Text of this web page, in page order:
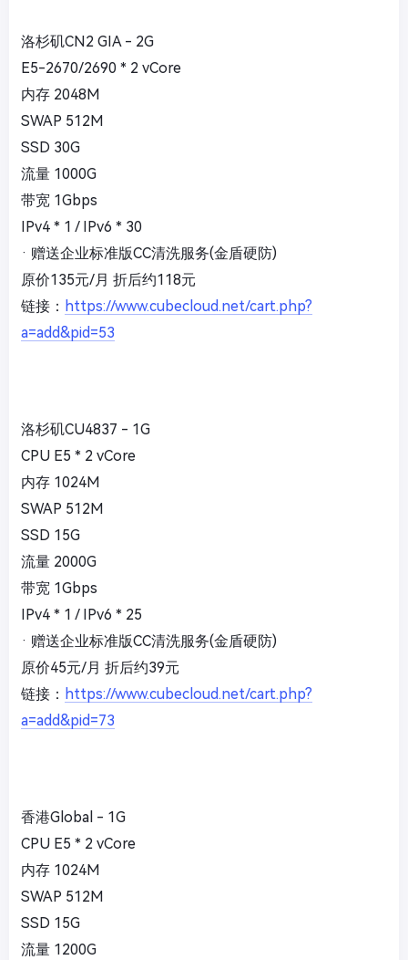
洛杉矶CN2 GIA - 2G
E5-2670/2690 * 2 vCore
内存 2048M
SWAP 512M
SSD 30G
流量 1000G
带宽 1Gbps
IPv4 * 1 / IPv6 * 30
· 赠送企业标准版CC清洗服务(金盾硬防)
原价135元/月 折后约118元
链接： https://www.cubecloud.net/cart.php?
a=add&pid=53
洛杉矶CU4837 - 1G
CPU E5 * 2 vCore
内存 1024M
SWAP 512M
SSD 15G
流量 2000G
带宽 1Gbps
IPv4 * 1 / IPv6 * 25
· 赠送企业标准版CC清洗服务(金盾硬防)
原价45元/月 折后约39元
链接： https://www.cubecloud.net/cart.php?
a=add&pid=73
香港Global - 1G
CPU E5 * 2 vCore
内存 1024M
SWAP 512M
SSD 15G
流量 1200G